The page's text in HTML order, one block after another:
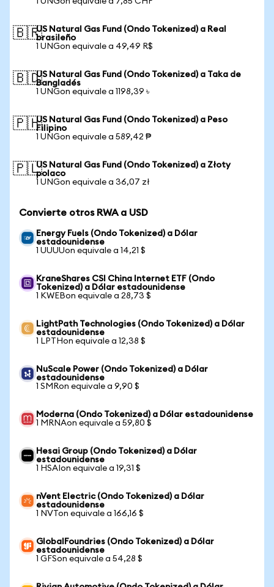
🇧🇷US Natural Gas Fund (Ondo Tokenized) a Real
brasileño
1 UNGon equivale a 49,49 R$
🇧🇩US Natural Gas Fund (Ondo Tokenized) a Taka de
Bangladés
1 UNGon equivale a 1198,39 ৳
🇵🇭US Natural Gas Fund (Ondo Tokenized) a Peso
Filipino
1 UNGon equivale a 589,42 ₱
🇵🇱US Natural Gas Fund (Ondo Tokenized) a Złoty
polaco
1 UNGon equivale a 36,07 zł
Convierte otros RWA a USD
Energy Fuels (Ondo Tokenized) a Dólar
estadounidense
1 UUUUon equivale a 14,21 $
KraneShares CSI China Internet ETF (Ondo
Tokenized) a Dólar estadounidense
1 KWEBon equivale a 28,73 $
LightPath Technologies (Ondo Tokenized) a Dólar
estadounidense
1 LPTHon equivale a 12,38 $
NuScale Power (Ondo Tokenized) a Dólar
estadounidense
1 SMRon equivale a 9,90 $
Moderna (Ondo Tokenized) a Dólar estadounidense
1 MRNAon equivale a 59,80 $
Hesai Group (Ondo Tokenized) a Dólar
estadounidense
1 HSAIon equivale a 19,31 $
nVent Electric (Ondo Tokenized) a Dólar
estadounidense
1 NVTon equivale a 166,16 $
GlobalFoundries (Ondo Tokenized) a Dólar
estadounidense
1 GFSon equivale a 54,28 $